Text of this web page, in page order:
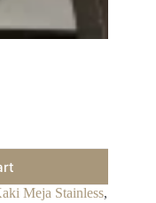
Meja Stainless,